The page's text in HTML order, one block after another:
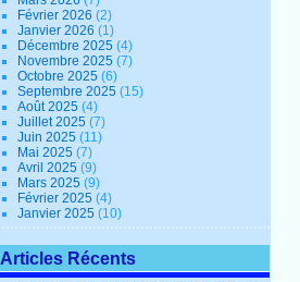
Février 2026(2)
Janvier 2026(1)
Décembre 2025(4)
Novembre 2025(7)
Octobre 2025(6)
Septembre 2025(15)
Août 2025(4)
Juillet 2025(7)
Juin 2025(11)
Mai 2025(7)
Avril 2025(9)
Mars 2025(9)
Février 2025(4)
Janvier 2025(10)
Articles Récents